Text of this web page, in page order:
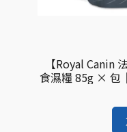
【Royal Canin
食濕糧 85g × 包